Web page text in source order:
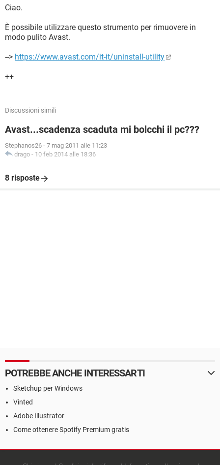
Ciao.
È possibile utilizzare questo strumento per rimuovere in
modo pulito Avast.
--> https://www.avast.com/it-it/uninstall-utility
++
Discussioni simili
Avast...scadenza scaduta mi bolcchi il pc???
Stephanos26 - 7 mag 2011 alle 11:23
drago - 10 feb 2014 alle 18:36
8 risposte
POTREBBE ANCHE INTERESSARTI
Sketchup per Windows
Vinted
Adobe Illustrator
Come ottenere Spotify Premium gratis